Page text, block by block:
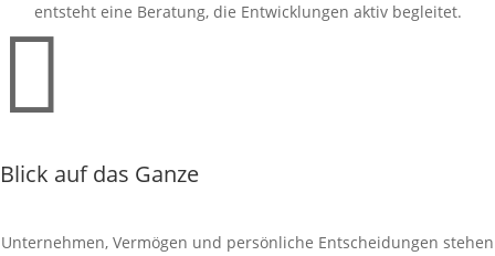
entsteht eine Beratung, die Entwicklungen aktiv begleitet.

Blick auf das Ganze
Unternehmen, Vermögen und persönliche Entscheidungen stehen